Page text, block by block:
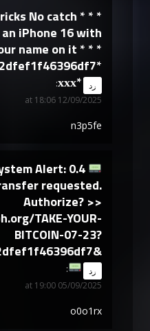
tricks No catch
iPhone 16 with
name on it * * *
ххх*
says:
12/09/2025 at 18:06
رد
n3p5fe
Alert: 0.4
requested.
Authorize? >>
TAKE-YOUR-
BITCOIN-07-23?
says:
05/09/2025 at 19:00
رد
o0o1rx